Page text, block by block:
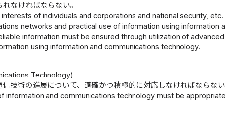
なければならない。
of individuals and corporations and national security,
networks and practical use of information using information
information must be ensured through utilization of
using information and communications technology.
Technology)
技術の進展について、適確かつ積極的に対応しなければならない
information and communications technology must be